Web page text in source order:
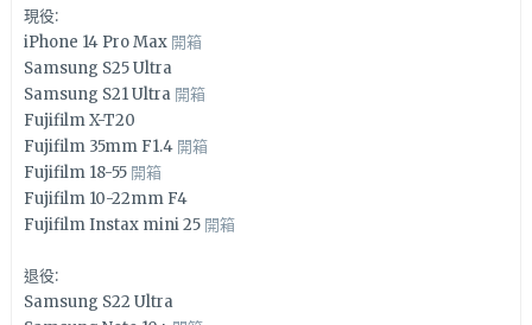
現役:
iPhone 14 Pro Max 開箱
Samsung S25 Ultra
Samsung S21 Ultra 開箱
Fujifilm X-T20
Fujifilm 35mm F1.4 開箱
Fujifilm 18-55 開箱
Fujifilm 10-22mm F4
Fujifilm Instax mini 25 開箱
退役:
Samsung S22 Ultra